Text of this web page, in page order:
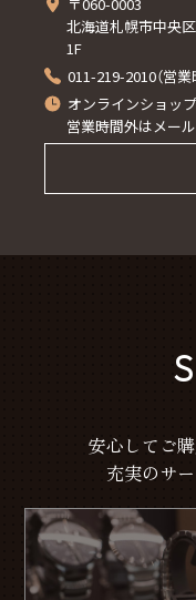
北海道札幌市中央
1F
011-219-2010（営業
オンラインショッ
営業時間外はメー
安心してご
充実のサ